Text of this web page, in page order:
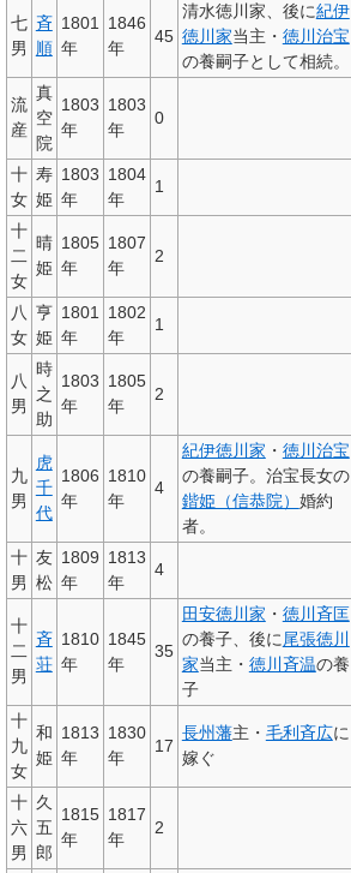
七
男
斉
順
1801
年
1846
年
45
清水徳川家、後に紀伊
徳川家当主・ 徳川治宝
の養嗣子として相続。
流
産
真
空
院
1803
年
1803
年
0
十
女
寿
姫
1803
年
1804
年
1
十
二
女
晴
姫
1805
年
1807
年
2
八
女
亨
姫
1801
年
1802
年
1
八
男
時
之
助
1803
年
1805
年
2
九
男
虎
千
代
1806
年
1810
年
4
紀伊徳川家 ・ 徳川治宝
の養嗣子。治宝長女の
鍇姫（信恭院） 婚約
者。
十
男
友
松
1809
年
1813
年
4
十
二
男
斉
荘
1810
年
1845
年
35
田安徳川家 ・ 徳川斉匡
の養子、後に尾張徳川
家当主・ 徳川斉温の養
子
十
九
女
和
姫
1813
年
1830
年
17
長州藩主・ 毛利斉広に
嫁ぐ
十
六
男
久
五
郎
1815
年
1817
年
2